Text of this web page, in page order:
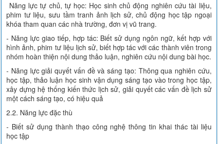
Năng lực tự chủ, tự học: Học sinh chủ động nghiên cứu tài liệu,
phim tư liệu, sưu tầm tranh ảnh lịch sử, chủ động học tập ngoại
khóa tham quan các nhà trường, đơn vị vũ trang.
- Năng lực giao tiếp, hợp tác: Biết sử dụng ngôn ngữ, kết hợp với
hình ảnh, phim tư liệu lịch sử, biết hợp tác với các thành viên trong
nhóm hoàn thiện nội dung thảo luận, nghiên cứu nội dung bài học.
- Năng lực giải quyết vấn đề và sáng tạo: Thông qua nghiên cứu,
học tập, thảo luận học sinh vận dụng sáng tạo vào trong học tập,
xây dựng hệ thống kiến thức lịch sử, giải quyết các vấn đề lịch sử
một cách sáng tạo, có hiệu quả
2.2. Năng lực đặc thù
- Biết sử dụng thành thạo công nghệ thông tin khai thác tài liệu
học tập